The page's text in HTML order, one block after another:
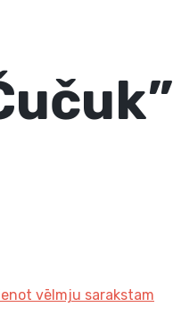
vēlmju sarakstam